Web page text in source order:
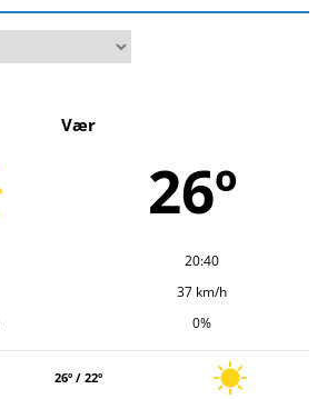
Vær
26º
20:40
37 km/h
0%
26º / 22º